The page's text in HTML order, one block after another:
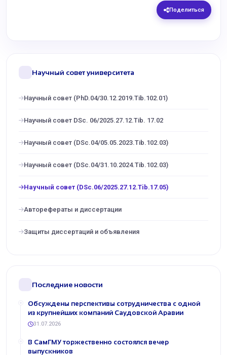
Поделиться
Научный совет университета
Научный совет (PhD.04/30.12.2019.Tib.102.01)
Научный совет DSc. 06/2025.27.12.Tib. 17.02
Научный совет (DSc.04/05.05.2023.Tib.102.03)
Научный совет (DSc.04/31.10.2024.Tib.102.03)
Научный совет (DSc.06/2025.27.12.Tib.17.05)
Авторефераты и диссертации
Защиты диссертаций и объявления
Последние новости
Обсуждены перспективы сотрудничества с одной
из крупнейших компаний Саудовской Аравии
31.07.2026
В СамГМУ торжественно состоялся вечер
выпускников